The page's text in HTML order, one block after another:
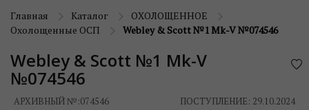
Главная Каталог
ОХОЛОЩЕННОЕ
Охолощенные ОСП
Webley & Scott №1 Mk-V №074546
Webley & Scott №1 Mk-V
№074546
АРХИВНЫЙ №:074546 ПОСТУПЛЕНИЕ: 29.10.2024